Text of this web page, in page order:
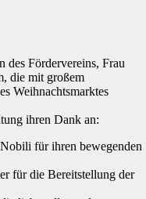
des Fördervereins, Frau
die mit großem
Weihnachtsmarktes
ihren Dank an:
für ihren bewegenden
für die Bereitstellung der